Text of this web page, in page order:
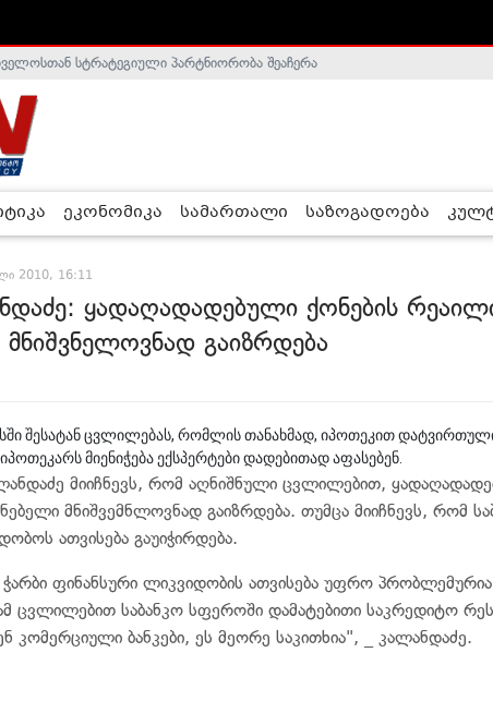
ფაქტო მთავრობა არალეგიტიმურია - ჰელსინკის კომისია
სტრატეგიული პარტნიორობა შეაჩერა
ეკონომიკა სამართალი საზოგადოება
2010, 16:11
ყადაღადადებული ქონების
მნიშვნელოვნად გაიზრდება
შესატან ცვლილებას, რომლის თანახმად, იპოთეკით
მიენიჭება ექსპერტები დადებითად აფასებენ.
მიიჩნევს, რომ აღნიშნული ცვლილებით,
მნიშვემნლოვნად გაიზრდება. თუმცა მიიჩნევს, რომ
ათვისება გაუიჭირდება.
ფინანსური ლიკვიდობის ათვისება უფრო
ამ ცვლილებით საბანკო სფეროში დამატებითი საკრედიტო
კომერციული ბანკები, ეს მეორე საკითხია", _ კალანდაძე.